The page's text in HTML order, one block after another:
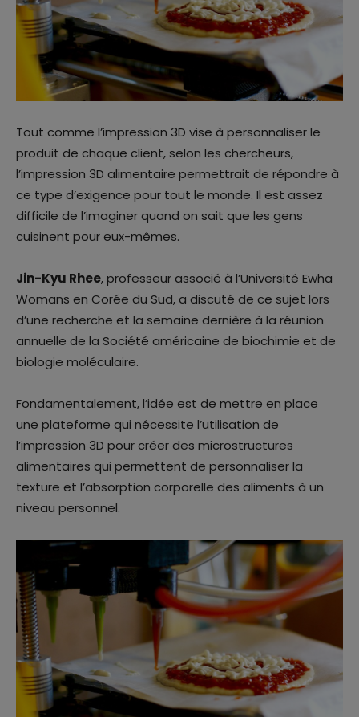
Tout comme l’impression 3D vise à personnaliser le
produit de chaque client, selon les chercheurs,
l’impression 3D alimentaire permettrait de répondre à
ce type d’exigence pour tout le monde. Il est assez
difficile de l’imaginer quand on sait que les gens
cuisinent pour eux-mêmes.
Jin-Kyu Rhee, professeur associé à l’Université Ewha
Womans en Corée du Sud, a discuté de ce sujet lors
d’une recherche et la semaine dernière à la réunion
annuelle de la Société américaine de biochimie et de
biologie moléculaire.
Fondamentalement, l’idée est de mettre en place
une plateforme qui nécessite l’utilisation de
l’impression 3D pour créer des microstructures
alimentaires qui permettent de personnaliser la
texture et l’absorption corporelle des aliments à un
niveau personnel.